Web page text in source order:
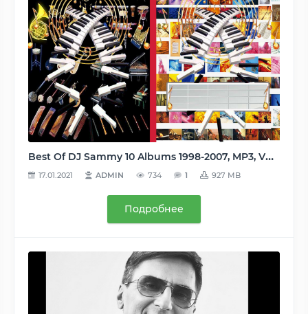
Best Of DJ Sammy 10 Albums 1998-2007, MP3, VBR 256 kbps
17.01.2021 ADMIN 734 1 927 MB
Подробнее